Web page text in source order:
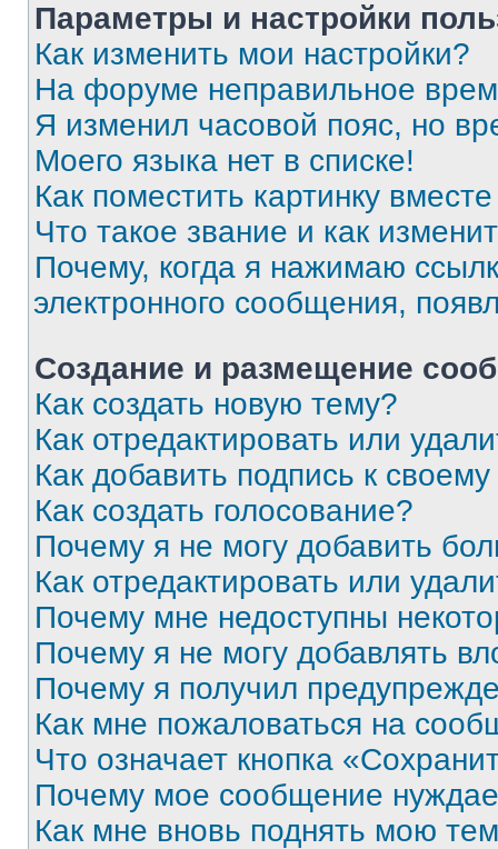
Параметры и настройки
Как изменить мои настройки?
На форуме неправильное
Я изменил часовой пояс, но
Моего языка нет в списке!
Как поместить картинку
Что такое звание и как
Почему, когда я нажимаю
электронного сообщения,
Создание и размещение
Как создать новую тему?
Как отредактировать или
Как добавить подпись к
Как создать голосование?
Почему я не могу добавить
Как отредактировать или
Почему мне недоступны
Почему я не могу добавлять
Почему я получил
Как мне пожаловаться на
Что означает кнопка
Почему мое сообщение
Как мне вновь поднять мою